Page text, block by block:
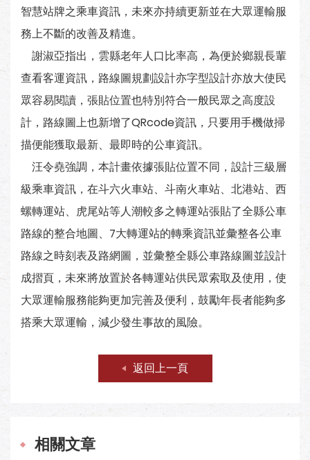
智慧站牌之乘車資訊，未來亦持續更新並在大眾運輸服
務上不斷的改善及精進。
謝淑亞指出，雲縣老年人口比率高，為便於鄉親長輩
查看客運資訊，路線圖規劃設計亦字型設計亦放大使民
眾容易閱讀，張貼位置也特別符合一般民眾之高度設
計，路線圖上也新增了QRcode資訊，只要用手機做掃
描便能獲取最新、最即時的公車資訊。
汪令堯強調，本計畫依據張貼位置不同，設計三級層
級乘車資訊，在斗六火車站、斗南火車站、北港站、西
螺轉運站、虎尾站等人潮較多之轉運站張貼了全縣公車
路線的整合地圖、7大轉運站的轉乘資訊並彙整各公車
路線之時刻表及路網圖，並彙整全縣公車路線圖並設計
成摺頁，未來將放置於各轉運站供民眾索取及使用，使
大眾運輸服務能夠更加完善及便利，鼓勵年長者能夠多
搭乘大眾運輸，減少發生事故的風險。
返回上一頁
相關文章